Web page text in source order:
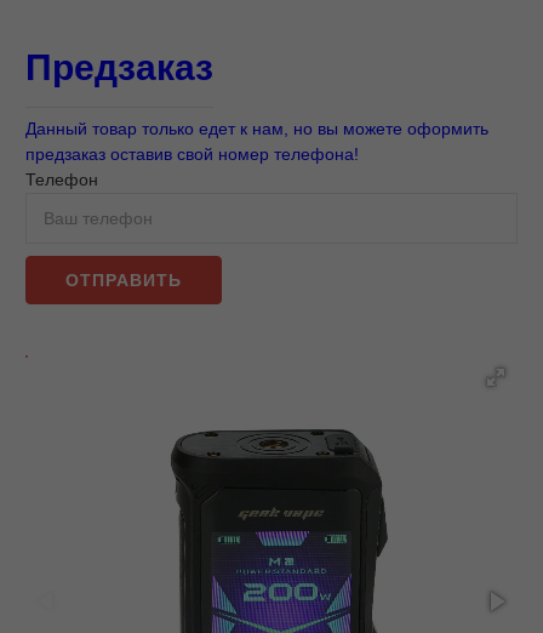
Предзаказ
Данный товар только едет к нам, но вы можете оформить
предзаказ оставив свой номер телефона!
Телефон
ОТПРАВИТЬ